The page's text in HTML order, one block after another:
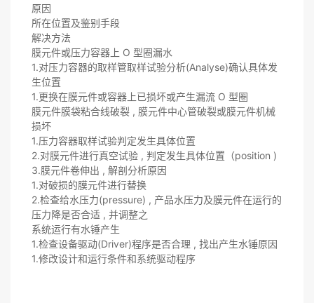
原因
所在位置及鉴别手段
解决方法
膜元件或压力容器上 O 型圈漏水
1.对压力容器的取样管取样试验分析(Analyse)确认具体发
生位置
1.更换在膜元件或容器上已损坏或产生漏流 O 型圈
膜元件膜袋粘合线破裂 , 膜元件中心管破裂或膜元件机械
损坏
1.压力容器取样试验判定发生具体位置
2.对膜元件进行真空试验 , 判定发生具体位置（position )
3.膜元件卷伸出 , 解剖分析原因
1.对破损的膜元件进行替换
2.检查给水压力(pressure) , 产品水压力及膜元件在运行的
压力降是否合适 , 并调整之
系统运行有水锤产生
1.检查设备驱动(Driver)程序是否合理 , 找出产生水锤原因
1.修改设计和运行条件和系统驱动程序